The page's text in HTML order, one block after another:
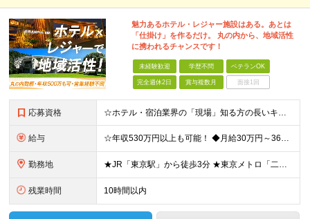
魅力あるホテル・レジャー施設はある。あとは
「仕掛け」を作るだけ。 丸の内から、地域活性
に携われるチャンスです！
未経験歓迎 学歴不問 ベテランOK
完全週休2日 賞与複数月 面接1回
応募資格 ☆ホテル・宿泊業界の「現場」知る方の長いキャリアを応援します！ ☆営業経験がない方も歓迎！ ■旅行業界またはホテル・宿泊業界での実務経験をお持ちの方（職種不問！） ■学歴不問 ◆◇こんな方はぜひご応
給与 ☆年収530万円以上も可能！ ◆月給30万円～36万円＋賞与年2回（前年度実績2.00ヶ月分）＋諸手当 ┗初年度年収：420万円～550万円 ※能力・実績を考慮の上、当社規定により決定・優遇いたしま
勤務地 ★JR「東京駅」から徒歩3分 ★東京メトロ「二重橋前駅」徒歩1分 ★U／Iターン歓迎 ★希望しない転勤なし 【東京支店】東京都千代田区丸の内二丁目3番2号 郵船ビル5階 (変更の範囲)上記を除く当
残業時間 10時間以内